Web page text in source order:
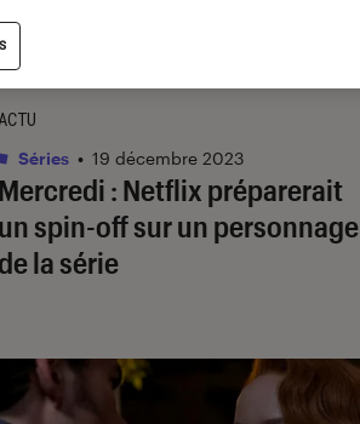
Mercredi : Netflix préparerait
un spin-off sur un personnage
de la série
ACTU
Séries • 19 décembre 2023